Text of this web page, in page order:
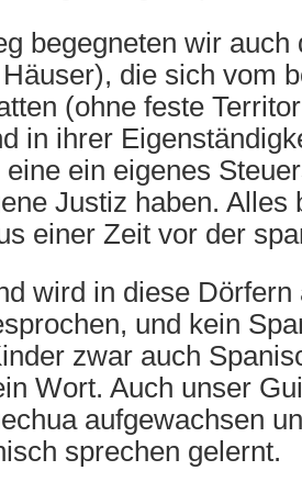
begegneten wir auch
die sich vom
(ohne feste
in ihrer
ein eigenes
Justiz haben. Alles
einer Zeit vor der
wird in diese
und kein
zwar auch
Wort. Auch unser
aufgewachsen
sprechen gelernt.